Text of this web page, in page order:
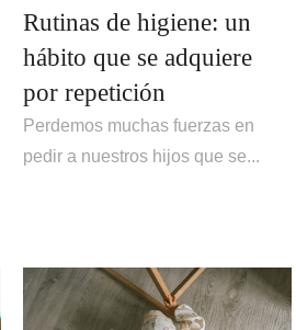
Rutinas de higiene: un
hábito que se adquiere
por repetición
Perdemos muchas fuerzas en
pedir a nuestros hijos que se...